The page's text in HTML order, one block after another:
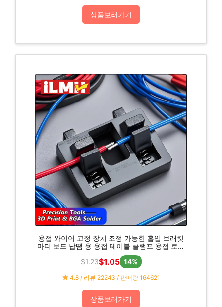
상품보러가기
용접 와이어 고정 장치 조정 가능한 흡입 브래킷
마더 보드 납땜 용 용접 테이블 클램프 용접 로케
이터 납땜 도구
$1.23$1.05 14%
4.8 / 리뷰 22243 / 판매량 164621
상품보러가기